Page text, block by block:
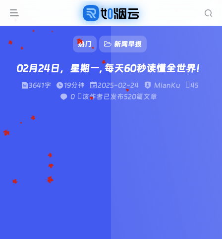
热门 新闻早报
02月24日，星期一, 每天60秒读懂全世界！
3641字 19分钟 2025-02-24 MianKu
45
0
该作者已发布520篇文章